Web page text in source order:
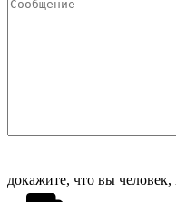
докажите, что вы человек,